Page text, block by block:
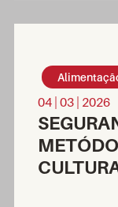
04 | 03 | 2026